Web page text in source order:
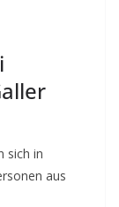
sich in
aus